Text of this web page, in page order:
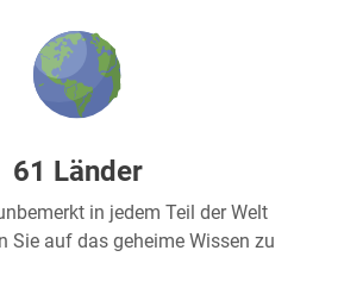
61 Länder
in jedem Teil der Welt
Sie auf das geheime Wissen zu